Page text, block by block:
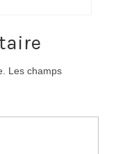
Les champs